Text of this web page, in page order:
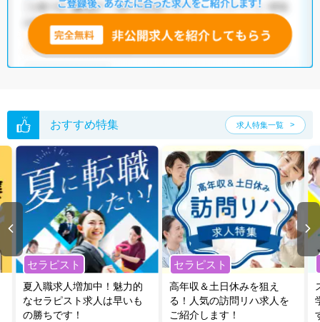
全国の柔道整復師求人から検索いただくことも可能です。
無料転職支援サービス
にお申し込みいただくと、ご希望条件をヒアリン
グした上で求人をご提案いたします。
ご希望条件がまだ定まっていない方は人気の希望条件をピックアップし
おすすめ特集 求人特集一覧
セラピスト
夏入職求人増加中！魅力的
なセラピスト求人は早いも
の勝ちです！
セラピスト
高年収＆土日休みを狙え
る！人気の訪問リハ求人を
ご紹介します！